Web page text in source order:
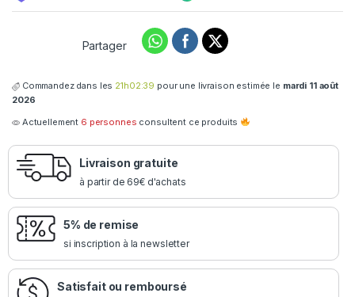
Partager
Commandez dans les 21h02:38 pour une livraison estimée le mardi 11 août
2026
Actuellement 6 personnes consultent ce produits
Livraison gratuite
à partir de 69€ d'achats
5% de remise
si inscription à la newsletter
Satisfait ou remboursé